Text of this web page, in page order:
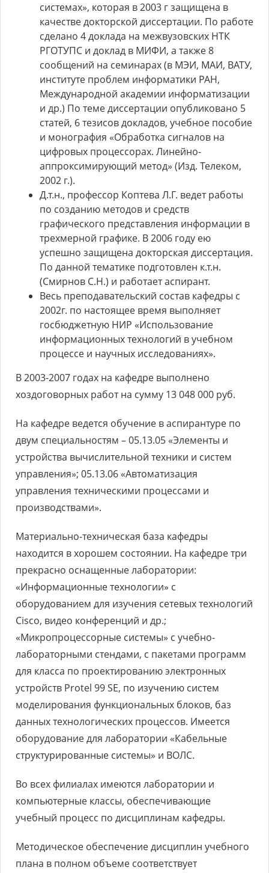
системах», которая в 2003 г защищена в
качестве докторской диссертации. По работе
сделано 4 доклада на межвузовских НТК
РГОТУПС и доклад в МИФИ, а также 8
сообщений на семинарах (в МЭИ, МАИ, ВАТУ,
институте проблем информатики РАН,
Международной академии информатизации
и др.) По теме диссертации опубликовано 5
статей, 6 тезисов докладов, учебное пособие
и монография «Обработка сигналов на
цифровых процессорах. Линейно-
аппроксимирующий метод» (Изд. Телеком,
2002 г.).
Д.т.н., профессор Коптева Л.Г. ведет работы
по созданию методов и средств
графического представления информации в
трехмерной графике. В 2006 году ею
успешно защищена докторская диссертация.
По данной тематике подготовлен к.т.н.
(Смирнов С.Н.) и работает аспирант.
Весь преподавательский состав кафедры с
2002г. по настоящее время выполняет
госбюджетную НИР «Использование
информационных технологий в учебном
процессе и научных исследованиях».
В 2003-2007 годах на кафедре выполнено
хоздоговорных работ на сумму 13 048 000 руб.
На кафедре ведется обучение в аспирантуре по
двум специальностям – 05.13.05 «Элементы и
устройства вычислительной техники и систем
управления»; 05.13.06 «Автоматизация
управления техническими процессами и
производствами».
Материально-техническая база кафедры
находится в хорошем состоянии. На кафедре три
прекрасно оснащенные лаборатории:
«Информационные технологии» с
оборудованием для изучения сетевых технологий
Cisco, видео конференций и др.;
«Микропроцессорные системы» с учебно-
лабораторными стендами, с пакетами программ
для класса по проектированию электронных
устройств Protel 99 SE, по изучению систем
моделирования функциональных блоков, баз
данных технологических процессов. Имеется
оборудование для лаборатории «Кабельные
структурированные системы» и ВОЛС.
Во всех филиалах имеются лаборатории и
компьютерные классы, обеспечивающие
учебный процесс по дисциплинам кафедры.
Методическое обеспечение дисциплин учебного
плана в полном объеме соответствует